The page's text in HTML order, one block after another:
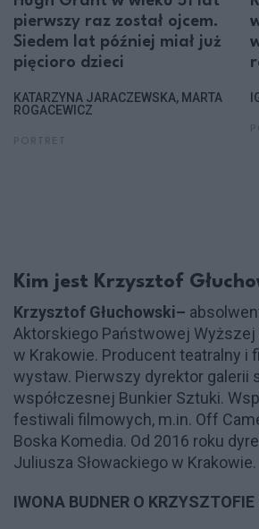
pierwszy raz został ojcem.
Siedem lat później miał już
pięcioro dzieci
KATARZYNA JARACZEWSKA, MARTA
ROGACEWICZ
Kim jest Krzysztof
Krzysztof Głuchowski–
Aktorskiego Państwowej Wyższej
w Krakowie. Producent teatralny i
wystaw. Pierwszy dyrektor galerii
współczesnej Bunkier Sztuki.
festiwali filmowych, m.in. Off
Boska Komedia. Od 2016 roku
Juliusza Słowackiego w Krakowie.
IWONA BUDNER O